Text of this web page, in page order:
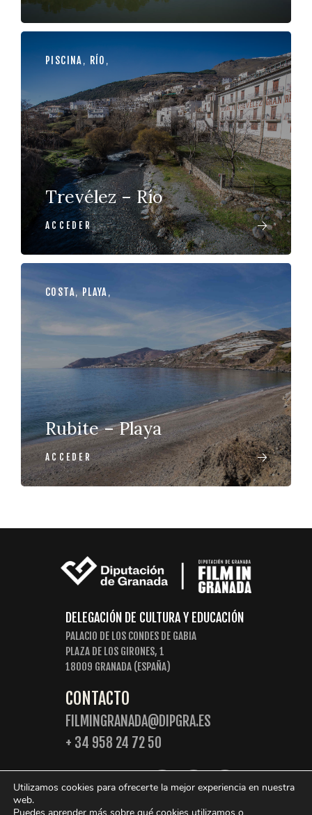
PISCINA, RÍO ,
Trevélez – Río
ACCEDER
COSTA,PLAYA,
Rubite – Playa
ACCEDER
DELEGACIÓN DE CULTURA Y EDUCACIÓN
PALACIO DE LOS CONDES DE GABIA
PLAZA DE LOS GIRONES, 1
18009 GRANADA (ESPAÑA)
CONTACTO
FILMINGRANADA@DIPGRA.ES
+ 34 958 24 72 50
SIGUENOS:
Utilizamos cookies para ofrecerte la mejor experiencia en nuestra
web.